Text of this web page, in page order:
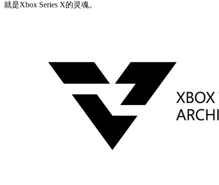
就是Xbox Series X的灵魂。